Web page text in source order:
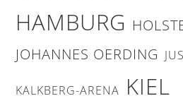
HAMBURG
JOHANNES OERDING
KALKBERG-ARENA KIEL